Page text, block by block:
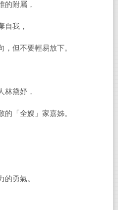
的附屬，
自我，
但不要輕易放下。
林黛妤，
「全嫂」家嘉姊。
的勇氣。